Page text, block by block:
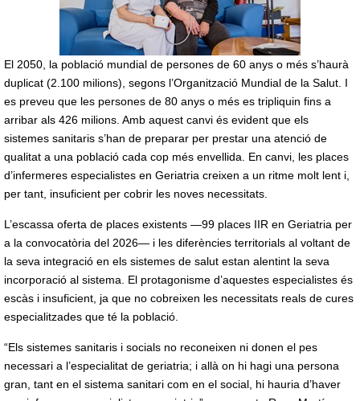
El 2050, la població mundial de persones de 60 anys o més s’haurà
duplicat (2.100 milions), segons l’Organització Mundial de la Salut. I
es preveu que les persones de 80 anys o més es tripliquin fins a
arribar als 426 milions. Amb aquest canvi és evident que els
sistemes sanitaris s’han de preparar per prestar una atenció de
qualitat a una població cada cop més envellida. En canvi, les places
d’infermeres especialistes en Geriatria creixen a un ritme molt lent i,
per tant, insuficient per cobrir les noves necessitats.
L’escassa oferta de places existents —99 places IIR en Geriatria per
a la convocatòria del 2026— i les diferències territorials al voltant de
la seva integració en els sistemes de salut estan alentint la seva
incorporació al sistema. El protagonisme d’aquestes especialistes és
escàs i insuficient, ja que no cobreixen les necessitats reals de cures
especialitzades que té la població.
“Els sistemes sanitaris i socials no reconeixen ni donen el pes
necessari a l’especialitat de geriatria; i allà on hi hagi una persona
gran, tant en el sistema sanitari com en el social, hi hauria d’haver